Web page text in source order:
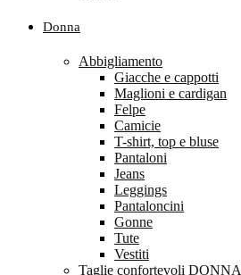
Donna
Abbigliamento
Giacche e cappotti
Maglioni e cardigan
Felpe
Camicie
T-shirt, top e bluse
Pantaloni
Jeans
Leggings
Pantaloncini
Gonne
Tute
Vestiti
Taglie confortevoli DONNA